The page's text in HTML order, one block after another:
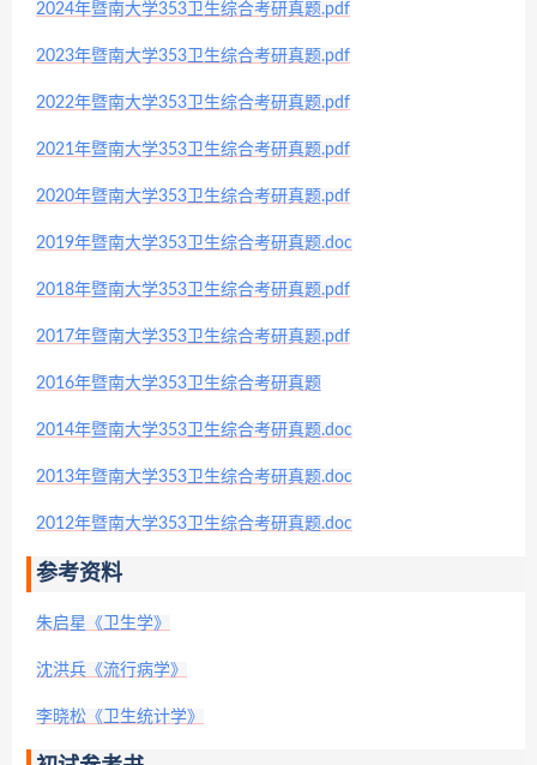
2024年暨南大学353卫生综合考研真题.pdf
2023年暨南大学353卫生综合考研真题.pdf
2022年暨南大学353卫生综合考研真题.pdf
2021年暨南大学353卫生综合考研真题.pdf
2020年暨南大学353卫生综合考研真题.pdf
2019年暨南大学353卫生综合考研真题.doc
2018年暨南大学353卫生综合考研真题.pdf
2017年暨南大学353卫生综合考研真题.pdf
2016年暨南大学353卫生综合考研真题
2014年暨南大学353卫生综合考研真题.doc
2013年暨南大学353卫生综合考研真题.doc
2012年暨南大学353卫生综合考研真题.doc
参考资料
朱启星《卫生学》
沈洪兵《流行病学》
李晓松《卫生统计学》